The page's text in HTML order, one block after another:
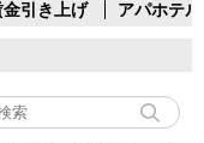
引き上げ アパホテル